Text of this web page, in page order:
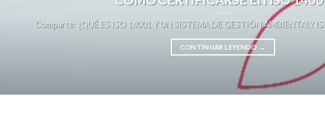
Comparte: ¿QUÉ ES ISO 14001 Y UN SISTEMA DE GESTIÓN AMBIENTAL?
CONTINUAR LEYENDO →